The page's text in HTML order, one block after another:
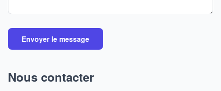
Envoyer le message
Nous contacter